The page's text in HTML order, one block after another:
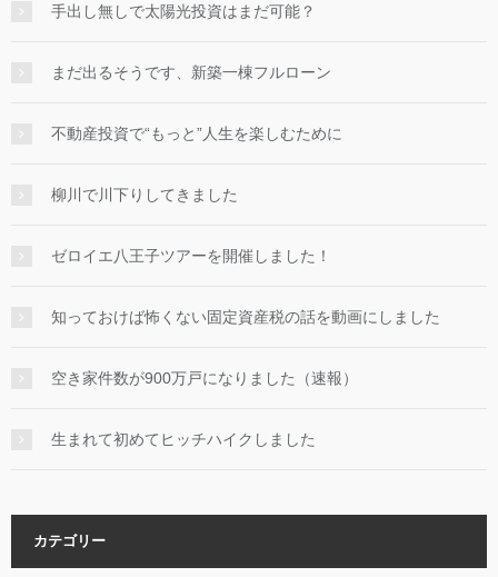
手出し無しで太陽光投資はまだ可能？
まだ出るそうです、新築一棟フルローン
不動産投資で“もっと”人生を楽しむために
柳川で川下りしてきました
ゼロイエ八王子ツアーを開催しました！
知っておけば怖くない固定資産税の話を動画にしました
空き家件数が900万戸になりました（速報）
生まれて初めてヒッチハイクしました
カテゴリー